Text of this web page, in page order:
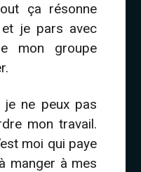
ça résonne
je pars avec
mon groupe
ne peux pas
mon travail.
moi qui paye
manger à mes